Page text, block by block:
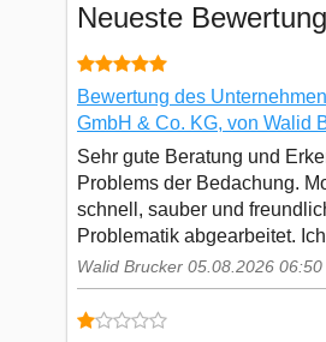
Neueste
Bewertung des
GmbH & Co. KG, von Walid
Sehr gute Beratung und
Problems der Bedachung.
schnell, sauber und
Problematik abgearbeitet.
Walid Brucker 05.08.2026 06:50